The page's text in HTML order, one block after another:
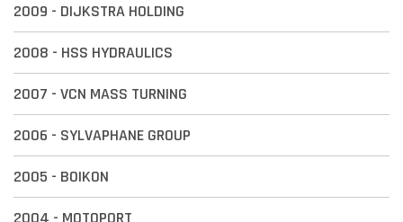
2009 - DIJKSTRA HOLDING
2008 - HSS HYDRAULICS
2007 - VCN MASS TURNING
2006 - SYLVAPHANE GROUP
2005 - BOIKON